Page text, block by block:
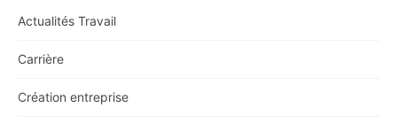
Actualités Travail
Carrière
Création entreprise